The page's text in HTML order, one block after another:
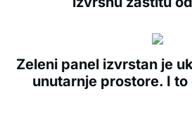
Zeleni panel izvrstan je
unutarnje prostore. I